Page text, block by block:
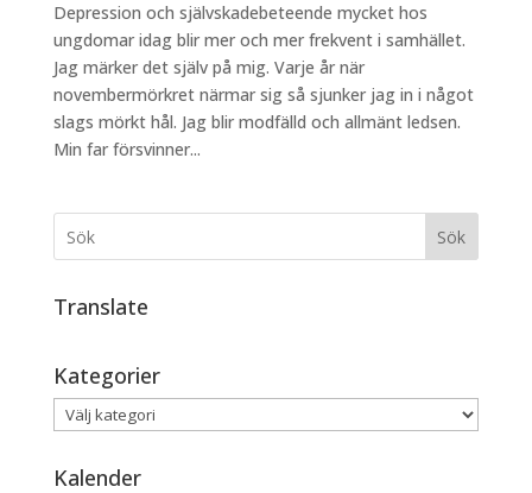
Depression och självskadebeteende mycket hos
ungdomar idag blir mer och mer frekvent i samhället.
Jag märker det själv på mig. Varje år när
novembermörkret närmar sig så sjunker jag in i något
slags mörkt hål. Jag blir modfälld och allmänt ledsen.
Min far försvinner...
Sök
Translate
Kategorier
Kategorier
Kalender